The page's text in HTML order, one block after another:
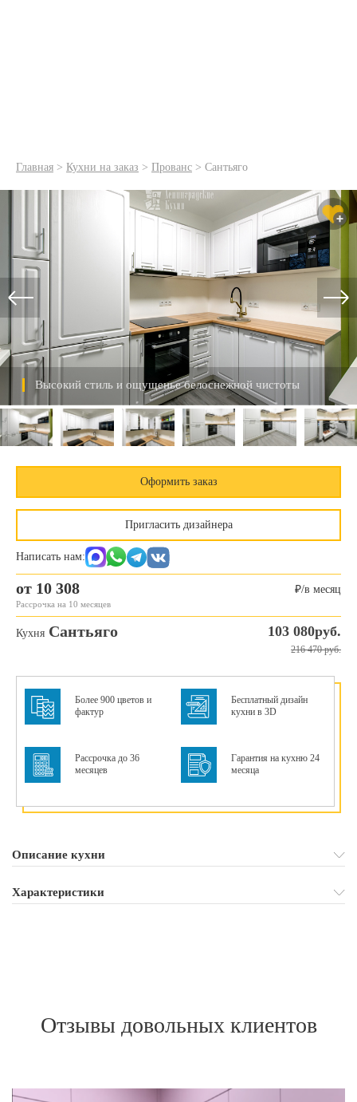
Главная > Кухни на заказ > Прованс > Сантьяго
Высокий стиль и ощущенье белоснежной чистоты
от 10 308 ₽/в месяц
Рассрочка на 10 месяцев
Кухня Сантьяго 103 080руб.
216 470 руб.
Более 900 цветов и
фактур
Бесплатный дизайн
кухни в 3D
Рассрочка до 36
месяцев
Гарантия на кухню 24
месяца
Написать нам:
Оформить заказ
Пригласить дизайнера
Описание кухни
Характеристики
Отзывы довольных клиентов